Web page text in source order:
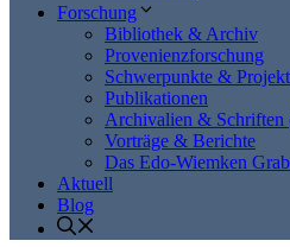
Forschung
Bibliothek & Archiv
Provenienzforschung
Schwerpunkte &
Publikationen
Archivalien & Schriften
Vorträge & Berichte
Das Edo-Wiemken
Aktuell
Blog